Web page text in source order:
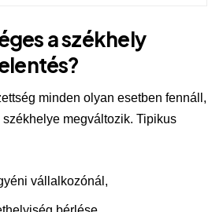
a székhely
minden olyan esetben fennáll,
megváltozik. Tipikus
vállalkozónál,